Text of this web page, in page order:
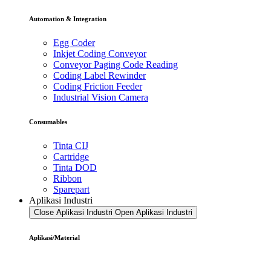
Automation & Integration
Egg Coder
Inkjet Coding Conveyor
Conveyor Paging Code Reading
Coding Label Rewinder
Coding Friction Feeder
Industrial Vision Camera
Consumables
Tinta CIJ
Cartridge
Tinta DOD
Ribbon
Sparepart
Aplikasi Industri
Close Aplikasi Industri Open Aplikasi Industri
Aplikasi/Material